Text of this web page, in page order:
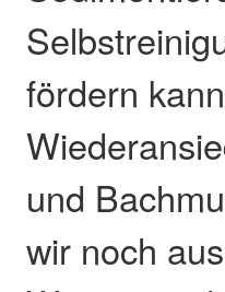
fördern
und
wir noch